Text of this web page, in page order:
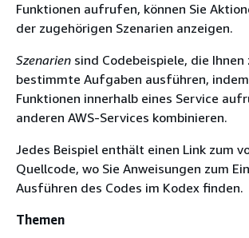
Funktionen aufrufen, können Sie
der zugehörigen Szenarien anzeigen.
Szenarien sind Codebeispiele, die Ihnen
bestimmte Aufgaben ausführen,
Funktionen innerhalb eines Service
anderen AWS-Services kombinieren.
Jedes Beispiel enthält einen Link zum
Quellcode, wo Sie Anweisungen zum
Ausführen des Codes im Kodex finden.
Themen